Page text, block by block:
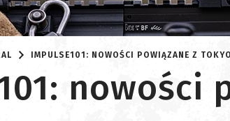
IMPULSE101: NOWOŚCI POWIĄZANE Z
nowości